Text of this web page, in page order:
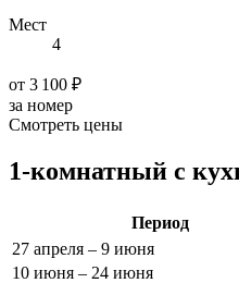
Мест
4
от 3 100 ₽
за номер
Смотреть цены
1-комнатный с
Период
27 апреля – 9 июня
10 июня – 24 июня